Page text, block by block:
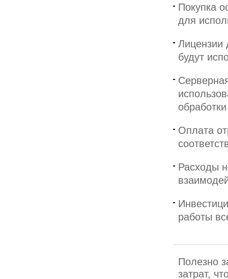
Покупка
для
Лицензии
будут
Оплата
Расходы
работы
Полезно
затрат,